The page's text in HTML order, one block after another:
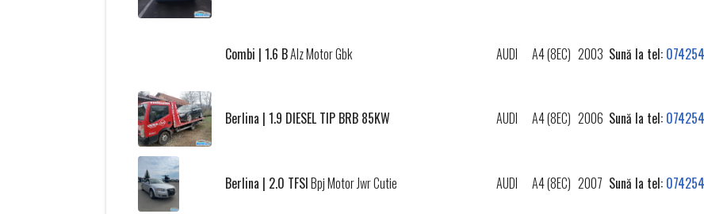
Combi | 1.6 BAlz Motor Gbk AUDI A4 (8EC) 2003 Sună la tel:
Berlina | 1.9 DIESEL TIP BRB 85KW AUDI A4 (8EC) 2006 Sună la tel:
Berlina | 2.0 TFSIBpj Motor Jwr Cutie AUDI A4 (8EC) 2007 Sună la tel: